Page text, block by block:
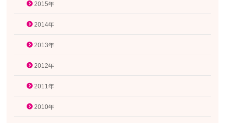
2015年
2014年
2013年
2012年
2011年
2010年